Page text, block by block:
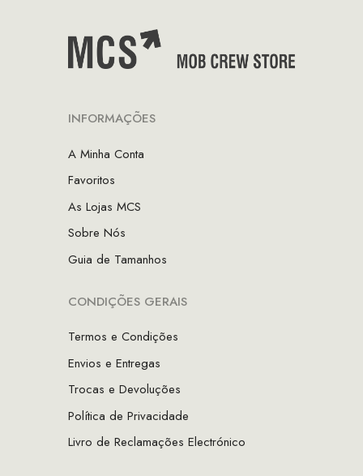
INFORMAÇÕES
A Minha Conta
Favoritos
As Lojas MCS
Sobre Nós
Guia de Tamanhos
CONDIÇÕES GERAIS
Termos e Condições
Envios e Entregas
Trocas e Devoluções
Política de Privacidade
Livro de Reclamações Electrónico